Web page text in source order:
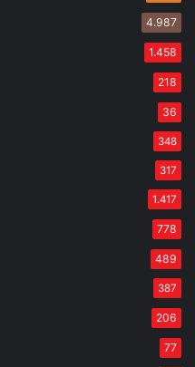
4.987
1.458
218
36
348
317
1.417
778
489
387
206
77